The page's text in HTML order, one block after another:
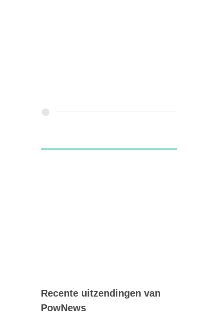
Recente uitzendingen van
PowNews